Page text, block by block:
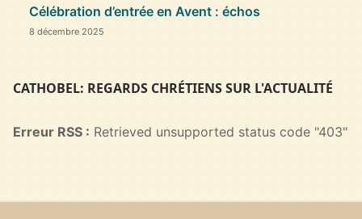
Célébration d’entrée en Avent : échos
8 décembre 2025
CATHOBEL: REGARDS CHRÉTIENS SUR L'ACTUALITÉ
Erreur RSS : Retrieved unsupported status code "403"